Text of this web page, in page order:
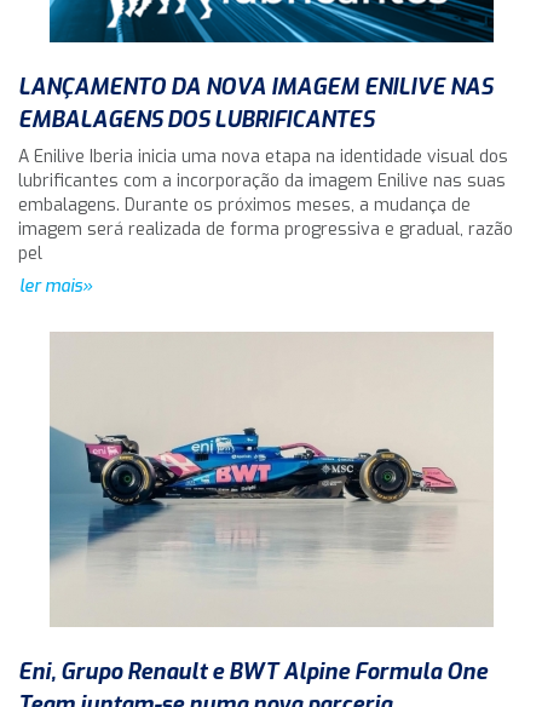
LANÇAMENTO DA NOVA IMAGEM ENILIVE NAS
EMBALAGENS DOS LUBRIFICANTES
A Enilive Iberia inicia uma nova etapa na identidade visual dos
lubrificantes com a incorporação da imagem Enilive nas suas
embalagens. Durante os próximos meses, a mudança de
imagem será realizada de forma progressiva e gradual, razão
pel
ler mais»
Eni, Grupo Renault e BWT Alpine Formula One